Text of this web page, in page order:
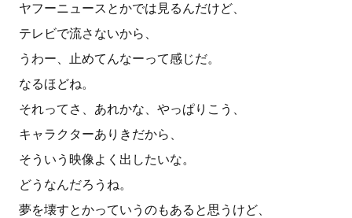
ヤフーニュースとかでは見るんだけど、
テレビで流さないから、
うわー、止めてんなーって感じだ。
なるほどね。
それってさ、あれかな、やっぱりこう、
キャラクターありきだから、
そういう映像よく出したいな。
どうなんだろうね。
夢を壊すとかっていうのもあると思うけど、